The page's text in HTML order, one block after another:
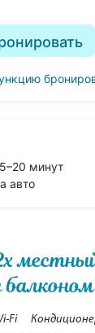
минут
авто
балконом
Fi